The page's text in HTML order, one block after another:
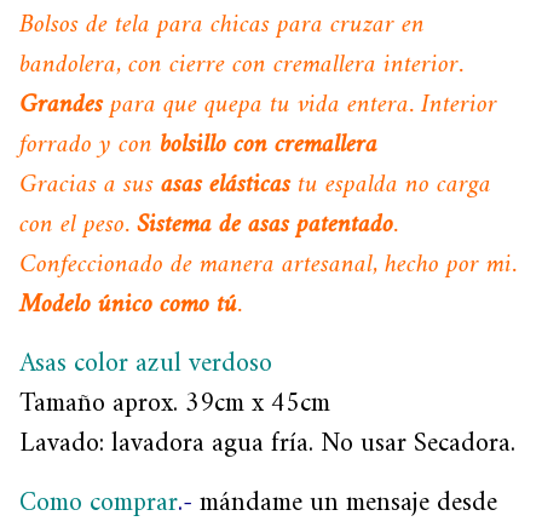
Bolsos de tela para chicas para cruzar en
bandolera, con cierre con cremallera interior.
Grandespara que quepa tu vida entera. Interior
forrado y con bolsillo con cremallera
Gracias a susasas elásticastu espalda no carga
con el peso.Sistema de asas patentado.
Confeccionado de manera artesanal, hecho por mi.
Modelo único como tú.
Asas color azul verdoso
Tamaño aprox. 39cm x 45cm
Lavado: lavadora agua fría. No usar Secadora.
Como comprar.-mándame un mensaje desde